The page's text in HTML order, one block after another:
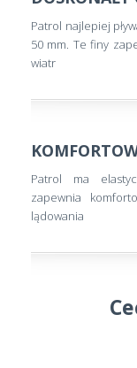
Patrol najlepiej
50 mm. Te finy
wiatr
Patrol ma
zapewnia
lądowania